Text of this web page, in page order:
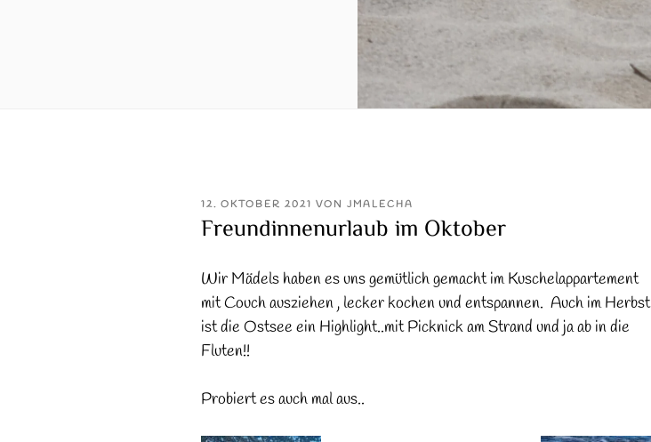
VERÖFFENTLICHT
AM
12. OKTOBER 2021 VON JMALECHA
Freundinnenurlaub im Oktober
Wir Mädels haben es uns gemütlich gemacht im Kuschelappartement
mit Couch ausziehen , lecker kochen und entspannen. Auch im Herbst
ist die Ostsee ein Highlight..mit Picknick am Strand und ja ab in die
Fluten!!
Probiert es auch mal aus..